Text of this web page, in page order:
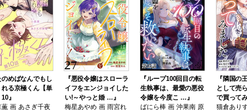
のめばなんでもし
れる京極くん【単
』
薫 画 あさぎ千夜
『悪役令嬢はスローラ
イフをエンジョイした
い!～やっと婚 …』
梅星あやめ 画 雨宮れ
『ループ100回目の転
生執事は、最愛の悪役
令嬢を今度こ …』
ばにら棒 画 沖果南 原
『隣国の
として売
で買って
猫倉あり